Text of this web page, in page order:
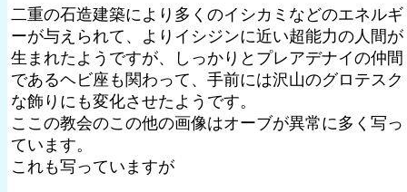
二重の石造建築により多くのイシカミなどのエネルギ
ーが与えられて、よりイシジンに近い超能力の人間が
生まれたようですが、しっかりとプレアデナイの仲間
であるヘビ座も関わって、手前には沢山のグロテスク
な飾りにも変化させたようです。
ここの教会のこの他の画像はオーブが異常に多く写っ
ています。
これも写っていますが